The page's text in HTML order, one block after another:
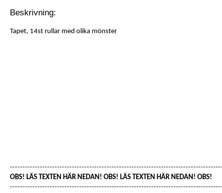
Beskrivning:
Tapet, 14st rullar med olika mönster
OBS! LÄS TEXTEN HÄR NEDAN! OBS! LÄS TEXTEN HÄR NEDAN! OBS!